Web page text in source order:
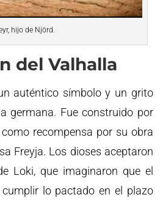
hijo de Njörd.
del Valhalla
auténtico símbolo y un grito
germana. Fue construido por
recompensa por su obra
Freyja. Los dioses aceptaron
Loki, que imaginaron que el
lo pactado en el plazo